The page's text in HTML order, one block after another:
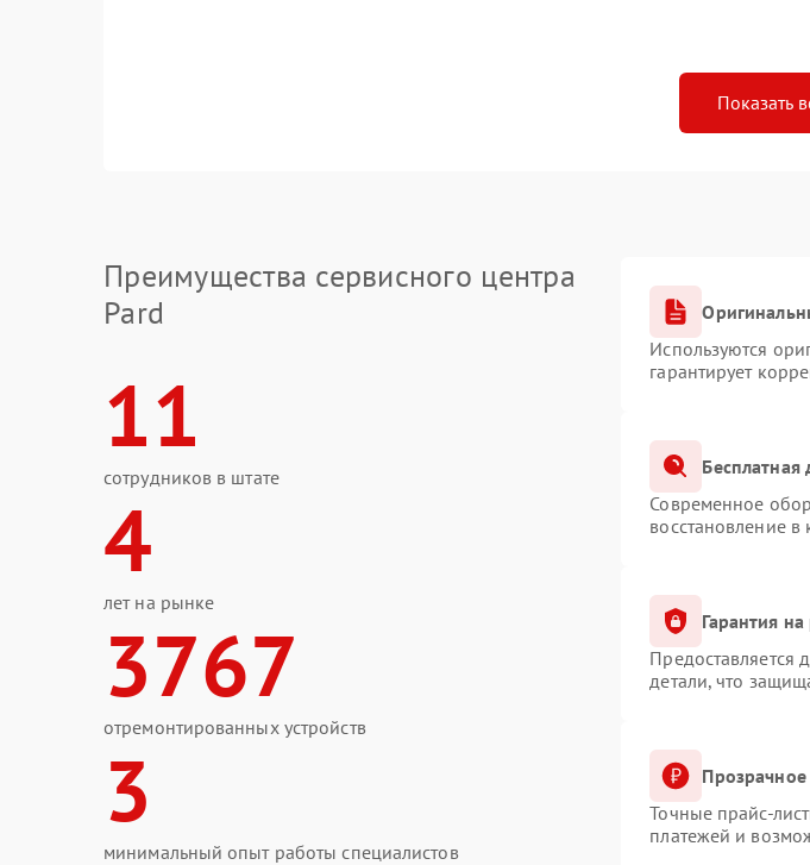
Показать
Преимущества сервисного центра
Pard
11
сотрудников в штате
4
лет на рынке
3767
отремонтированных устройств
3
минимальный опыт работы специалистов
Используются
гарантирует
Современное
восстановление
Гарантия
Предоставляется
детали, что
Точные прайс-
платежей и